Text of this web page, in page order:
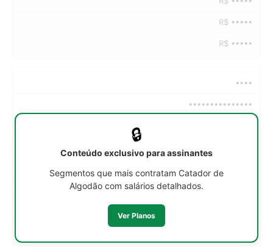
R$ •••••
R$ •••••
••••
•••••••••••••••
🔒
Conteúdo exclusivo para assinantes
Segmentos que mais contratam Catador de
Algodão com salários detalhados.
Ver Planos